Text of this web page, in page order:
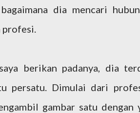
dia mencari
profesi.
berikan padanya, dia
persatu. Dimulai dari
gambar satu dengan